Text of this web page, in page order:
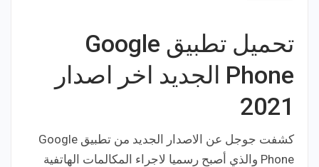
تحميل تطبيق Google
Phone‏ الجديد اخر اصدار
2021
كشفت جوجل عن الاصدار الجديد من تطبيق Google
Phone‏ والذي أصبح رسميا لاجراء المكالمات الهاتفية